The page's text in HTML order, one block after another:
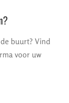
buurt? Vind
voor uw